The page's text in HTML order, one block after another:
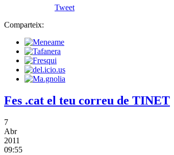
Tweet
Comparteix:
Fes .cat el teu correu de TINET
7
Abr
2011
09:55